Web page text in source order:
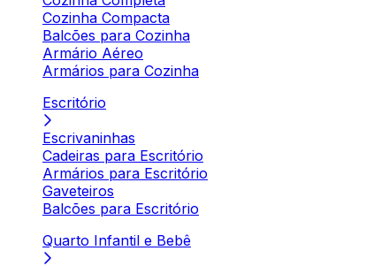
Cozinha Compacta
Balcões para Cozinha
Armário Aéreo
Armários para Cozinha
Escritório
Escrivaninhas
Cadeiras para Escritório
Armários para Escritório
Gaveteiros
Balcões para Escritório
Quarto Infantil e Bebê